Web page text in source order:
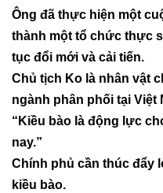
Ông đã thực hiện một
thành một tổ chức thực
tục đổi mới và cải tiến.
Chủ tịch Ko là nhân vật
ngành phân phối tại Việt
“Kiều bào là động lực
nay.”
Chính phủ cần thúc đẩy
kiều bào.